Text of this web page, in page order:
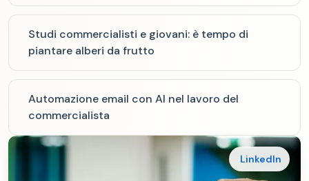
Studi commercialisti e giovani: è tempo di
piantare alberi da frutto
Automazione email con AI nel lavoro del
commercialista
LinkedIn